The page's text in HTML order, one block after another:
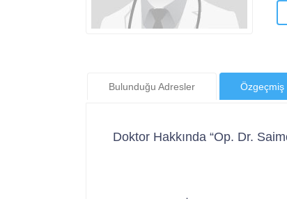
Bulunduğu Adresler Özgeçmiş
Doktor Hakkında “Op. Dr.